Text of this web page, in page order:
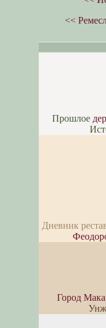
<<
Прошлое
Дневник
Город